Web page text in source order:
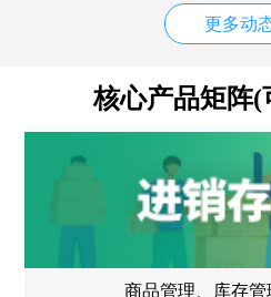
更多动
核心产品矩阵(
商品管理、库存